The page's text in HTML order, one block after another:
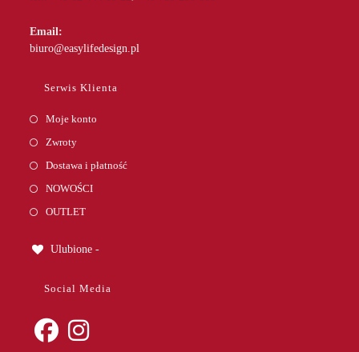
Email:
biuro@easylifedesign.pl
Serwis Klienta
Moje konto
Zwroty
Dostawa i płatność
NOWOŚCI
OUTLET
Ulubione -
Social Media